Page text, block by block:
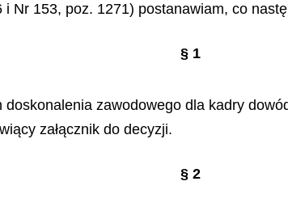
Nr 153, poz. 1271) postanawiam, co
§ 1
zawodowego dla kadry
załącznik do decyzji.
§ 2